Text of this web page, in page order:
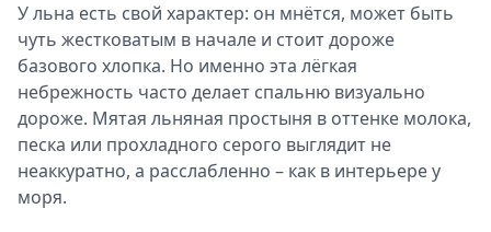
У льна есть свой характер: он мнётся, может быть
чуть жестковатым в начале и стоит дороже
базового хлопка. Но именно эта лёгкая
небрежность часто делает спальню визуально
дороже. Мятая льняная простыня в оттенке молока,
песка или прохладного серого выглядит не
неаккуратно, а расслабленно – как в интерьере у
моря.